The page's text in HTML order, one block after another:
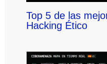
Top 5 de las
Hacking Ético